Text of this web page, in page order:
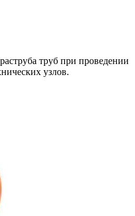
труб при проведении
узлов.